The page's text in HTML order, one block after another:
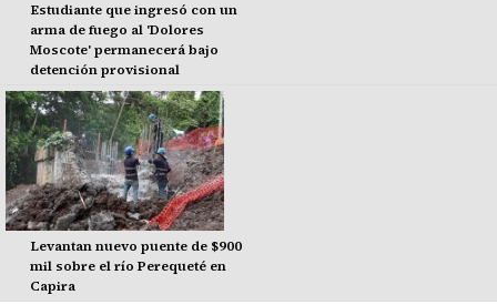
Estudiante que ingresó con un
arma de fuego al 'Dolores
Moscote' permanecerá bajo
detención provisional
Levantan nuevo puente de $900
mil sobre el río Perequeté en
Capira